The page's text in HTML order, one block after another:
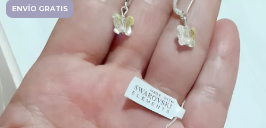
ENVÍO GRATIS